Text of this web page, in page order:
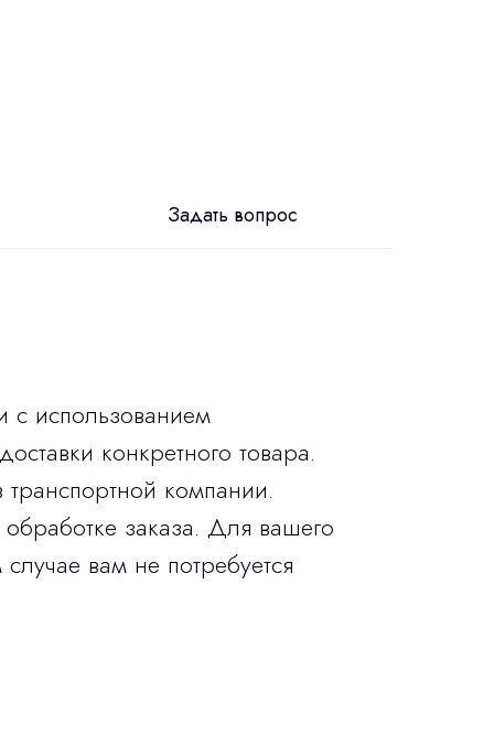
Задать вопрос
с использованием
конкретного товара.
компании.
заказа. Для вашего
вам не потребуется